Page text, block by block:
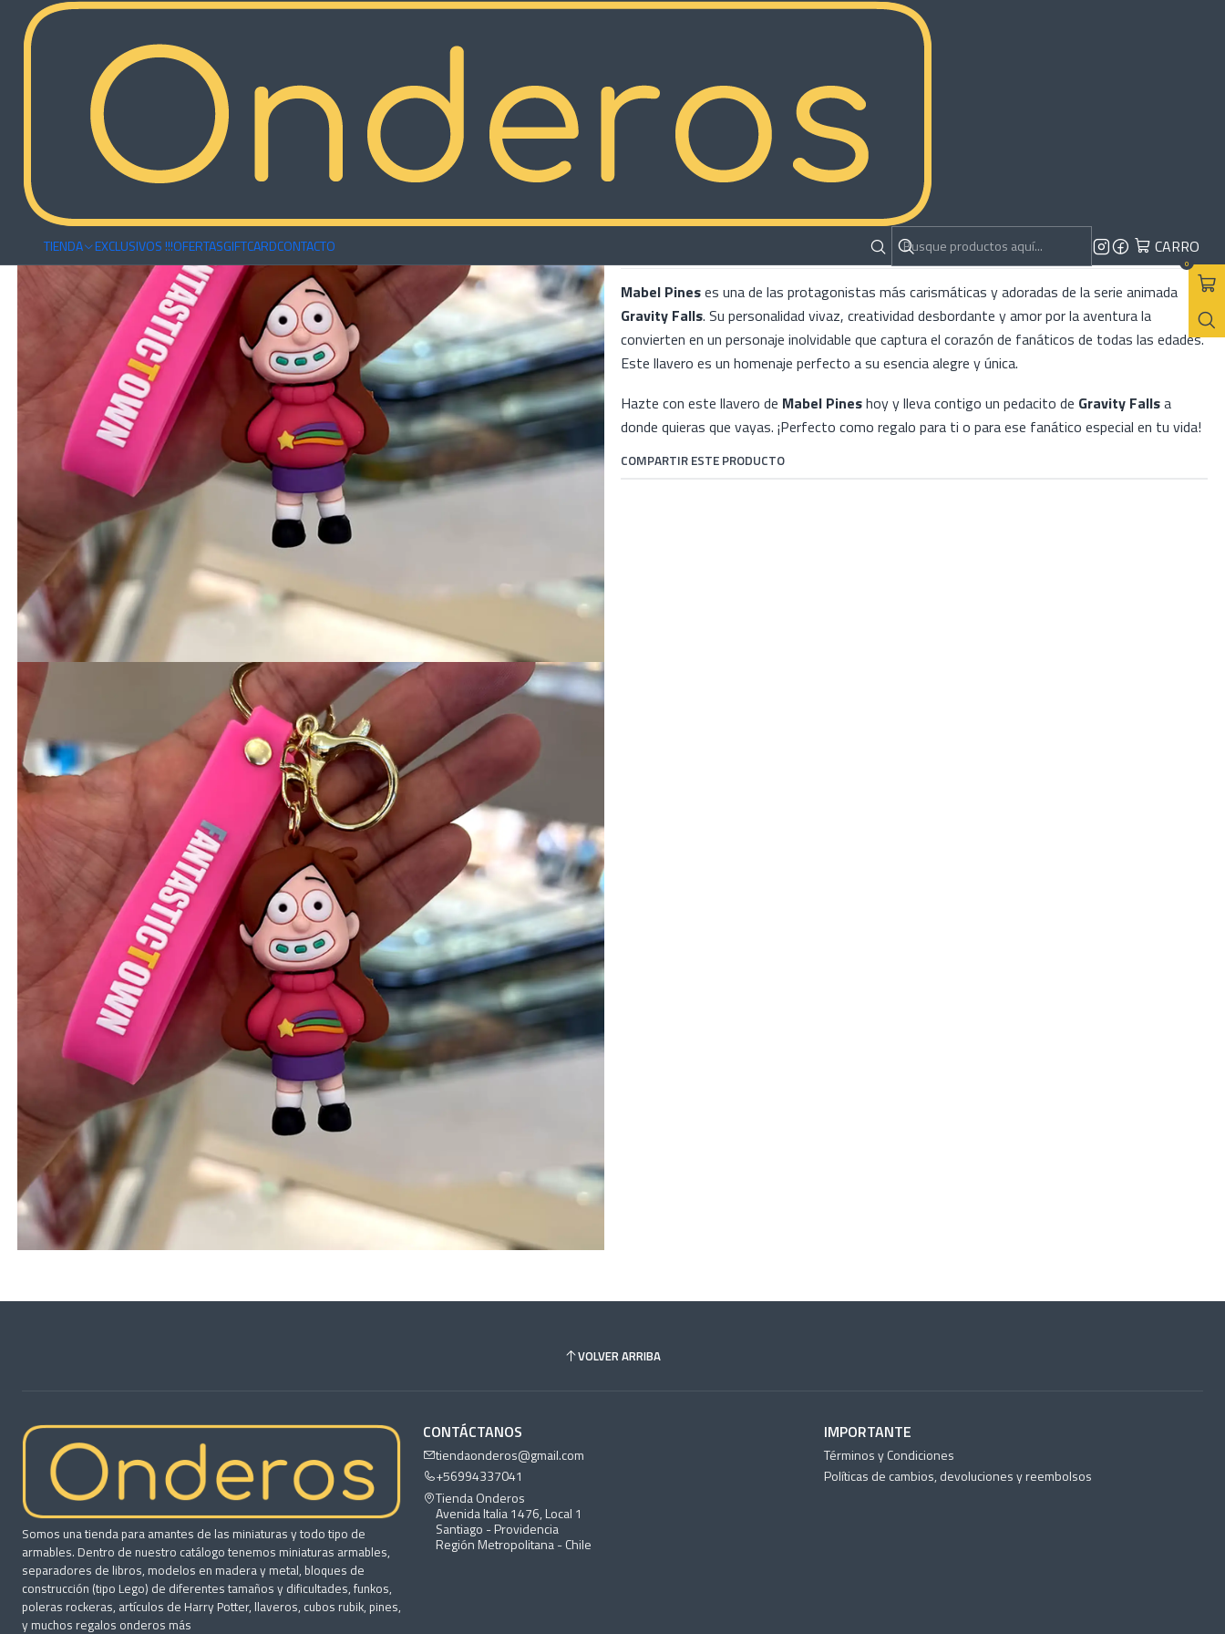
TIENDA EXCLUSIVOS !!!OFERTASGIFTCARDCONTACTO CARRO
0
Inicio
Llavero Mabel Pines - Gravity Falls
COMPRAR AHORA
Mostrar stock de ubicaciones
Mabel Pineses una de las protagonistas más carismáticas y adoradas de la serie animada
Gravity Falls. Su personalidad vivaz, creatividad desbordante y amor por la aventura la
convierten en un personaje inolvidable que captura el corazón de fanáticos de todas las edades.
Este llavero es un homenaje perfecto a su esencia alegre y única.
Hazte con este llavero de Mabel Pineshoy y lleva contigo un pedacito de Gravity Fallsa
donde quieras que vayas. ¡Perfecto como regalo para ti o para ese fanático especial en tu vida!
COMPARTIR ESTE PRODUCTO
VOLVER ARRIBA
Somos una tienda para amantes de las miniaturas y todo tipo de
armables. Dentro de nuestro catálogo tenemos miniaturas armables,
separadores de libros, modelos en madera y metal, bloques de
construcción (tipo Lego) de diferentes tamaños y dificultades, funkos,
poleras rockeras, artículos de Harry Potter, llaveros, cubos rubik, pines,
y muchos regalos onderos más
CONTÁCTANOS
tiendaonderos@gmail.com
+56994337041
Tienda Onderos
Avenida Italia 1476, Local 1
Santiago - Providencia
Región Metropolitana - Chile
IMPORTANTE
Términos y Condiciones
Políticas de cambios, devoluciones y reembolsos